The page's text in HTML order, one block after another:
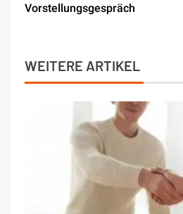
Vorstellungsgespräch
WEITERE ARTIKEL